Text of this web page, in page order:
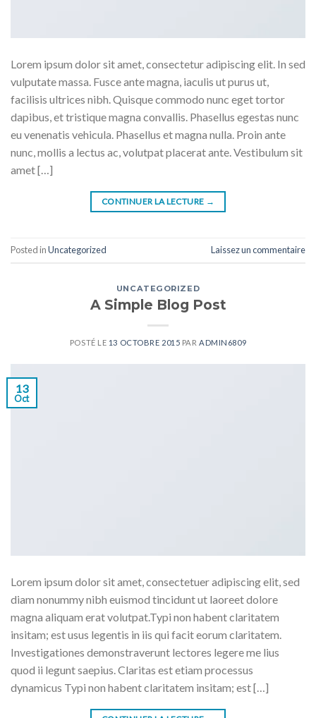
Lorem ipsum dolor sit amet, consectetur adipiscing elit. In sed
vulputate massa. Fusce ante magna, iaculis ut purus ut,
facilisis ultrices nibh. Quisque commodo nunc eget tortor
dapibus, et tristique magna convallis. Phasellus egestas nunc
eu venenatis vehicula. Phasellus et magna nulla. Proin ante
nunc, mollis a lectus ac, volutpat placerat ante. Vestibulum sit
amet […]
CONTINUER LA LECTURE →
Posted inUncategorized Laissez un commentaire
UNCATEGORIZED
A Simple Blog Post
POSTÉ LE 13 OCTOBRE 2015 PARADMIN6809
13
Oct
Lorem ipsum dolor sit amet, consectetuer adipiscing elit, sed
diam nonummy nibh euismod tincidunt ut laoreet dolore
magna aliquam erat volutpat.Typi non habent claritatem
insitam; est usus legentis in iis qui facit eorum claritatem.
Investigationes demonstraverunt lectores legere me lius
quod ii legunt saepius. Claritas est etiam processus
dynamicus Typi non habent claritatem insitam; est […]